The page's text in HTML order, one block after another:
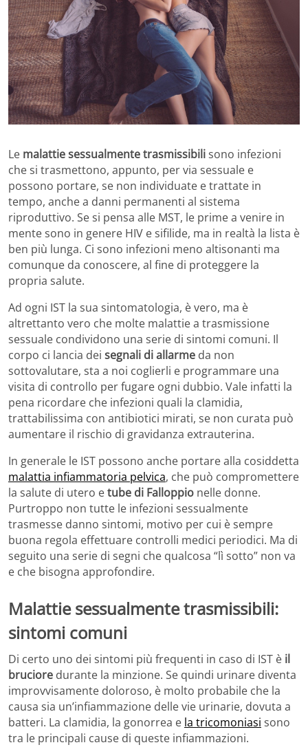
Le malattie sessualmente trasmissibilisono infezioni
che si trasmettono, appunto, per via sessuale e
possono portare, se non individuate e trattate in
tempo, anche a danni permanenti al sistema
riproduttivo. Se si pensa alle MST, le prime a venire in
mente sono in genere HIV e sifilide, ma in realtà la lista è
ben più lunga. Ci sono infezioni meno altisonanti ma
comunque da conoscere, al fine di proteggere la
propria salute.
Ad ogni IST la sua sintomatologia, è vero, ma è
altrettanto vero che molte malattie a trasmissione
sessuale condividono una serie di sintomi comuni. Il
corpo ci lancia dei segnali di allarme da non
sottovalutare, sta a noi coglierli e programmare una
visita di controllo per fugare ogni dubbio. Vale infatti la
pena ricordare che infezioni quali la clamidia,
trattabilissima con antibiotici mirati, se non curata può
aumentare il rischio di gravidanza extrauterina.
In generale le IST possono anche portare alla cosiddetta
malattia infiammatoria pelvica, che può compromettere
la salute di utero etube di Falloppio nelle donne.
Purtroppo non tutte le infezioni sessualmente
trasmesse danno sintomi, motivo per cui è sempre
buona regola effettuare controlli medici periodici. Ma di
seguito una serie di segni che qualcosa “lì sotto” non va
e che bisogna approfondire.
Malattie sessualmente trasmissibili:
sintomi comuni
Di certo uno dei sintomi più frequenti in caso di IST è il
bruciore durante la minzione. Se quindi urinare diventa
improvvisamente doloroso, è molto probabile che la
causa sia un’infiammazione delle vie urinarie, dovuta a
batteri. La clamidia, la gonorrea e la tricomoniasi sono
tra le principali cause di queste infiammazioni.